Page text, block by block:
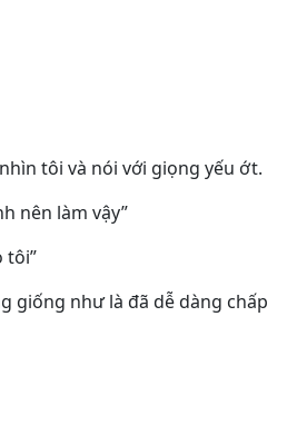
tôi và nói với giọng yếu ớt.
nên làm vậy”
tôi”
giống như là đã dễ dàng chấp